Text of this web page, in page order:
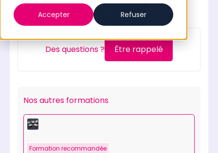
Accepter Refuser
Confirmé
Des questions ? Être rappelé
Nos autres formations
Formation recommandée